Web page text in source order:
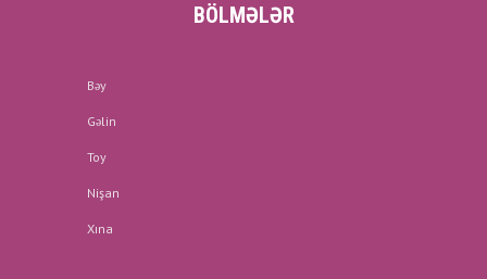
BÖLMƏLƏR
Bəy
Gəlin
Toy
Nişan
Xına